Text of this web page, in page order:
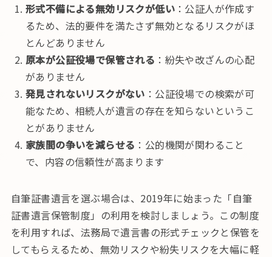
形式不備による無効リスクが低い：公証人が作成す
るため、法的要件を満たさず無効となるリスクがほ
とんどありません
原本が公証役場で保管される ：紛失や改ざんの心配
がありません
発見されないリスクがない ：公証役場での検索が可
能なため、相続人が遺言の存在を知らないというこ
とがありません
家族間の争いを減らせる ：公的機関が関わること
で、内容の信頼性が高まります
自筆証書遺言を選ぶ場合は、2019年に始まった「自筆
証書遺言保管制度」の利用を検討しましょう。この制度
を利用すれば、法務局で遺言書の形式チェックと保管を
してもらえるため、無効リスクや紛失リスクを大幅に軽